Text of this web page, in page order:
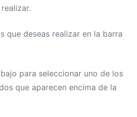
que deseas realizar en la barra
para seleccionar uno de los
que aparecen encima de la